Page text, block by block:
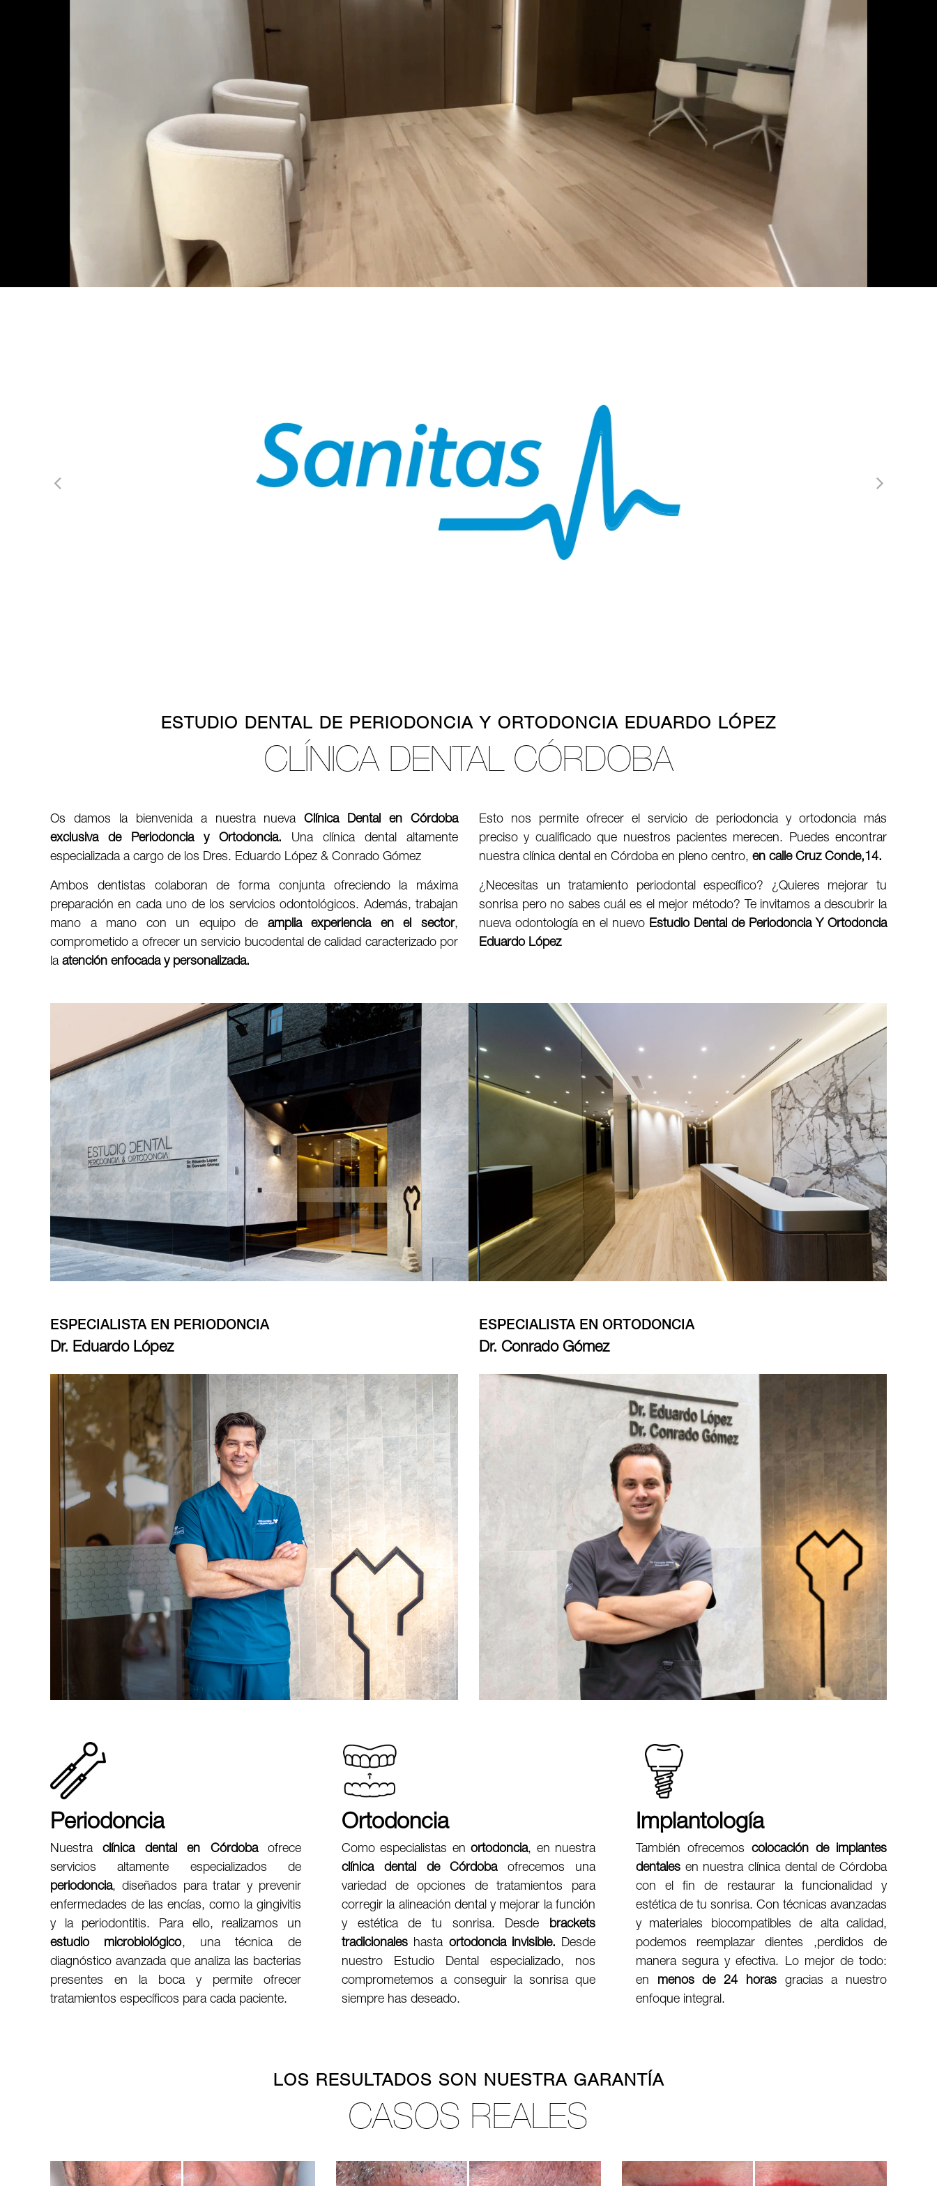
ESTUDIO DENTAL DE PERIODONCIA Y ORTODONCIA EDUARDO LÓPEZ
CLÍNICA DENTAL CÓRDOBA
Os damos la bienvenida a nuestra nuevaClínica Dental en Córdoba
exclusiva de Periodoncia y Ortodoncia. Una clínica dental altamente
especializada a cargo de los Dres. Eduardo López & Conrado Gómez
Ambos dentistas colaboran de forma conjunta ofreciendo la máxima
preparación en cada uno de los servicios odontológicos. Además, trabajan
mano a mano con un equipo de amplia experiencia en el sector,
comprometido a ofrecer un servicio bucodental de calidad caracterizado por
la atención enfocada y personalizada.
Esto nos permite ofrecer el servicio de periodoncia y ortodoncia más
preciso y cualificado que nuestros pacientes merecen. Puedes encontrar
nuestra clínica dental en Córdoba en pleno centro, en calle Cruz Conde,14.
¿Necesitas un tratamiento periodontal específico? ¿Quieres mejorar tu
sonrisa pero no sabes cuál es el mejor método? Te invitamos a descubrir la
nueva odontología en el nuevo Estudio Dental de Periodoncia Y Ortodoncia
Eduardo López
ESPECIALISTA EN PERIODONCIA
Dr. Eduardo López
ESPECIALISTA EN ORTODONCIA
Dr. Conrado Gómez
Periodoncia
Nuestraclínica dental en Córdobaofrece
servicios altamente especializados de
periodoncia, diseñados para tratar y prevenir
enfermedades de las encías, como la gingivitis
y la periodontitis. Para ello, realizamos un
estudio microbiológico, una técnica de
diagnóstico avanzada que analiza las bacterias
presentes en la boca y permite ofrecer
tratamientos específicos para cada paciente.
Ortodoncia
Como especialistas enortodoncia, en nuestra
clínica dental de Córdobaofrecemos una
variedad de opciones de tratamientos para
corregir la alineación dental y mejorar la función
y estética de tu sonrisa. Desde brackets
tradicionales hasta ortodoncia invisible. Desde
nuestro Estudio Dental especializado, nos
comprometemos a conseguir la sonrisa que
siempre has deseado.
Implantología
También ofrecemos colocación de implantes
dentales en nuestra clínica dental de Córdoba
con el fin de restaurar la funcionalidad y
estética de tu sonrisa. Con técnicas avanzadas
y materiales biocompatibles de alta calidad,
podemos reemplazar dientes ,perdidos de
manera segura y efectiva. Lo mejor de todo:
en menos de 24 horasgracias a nuestro
enfoque integral.
LOS RESULTADOS SON NUESTRA GARANTÍA
CASOS REALES